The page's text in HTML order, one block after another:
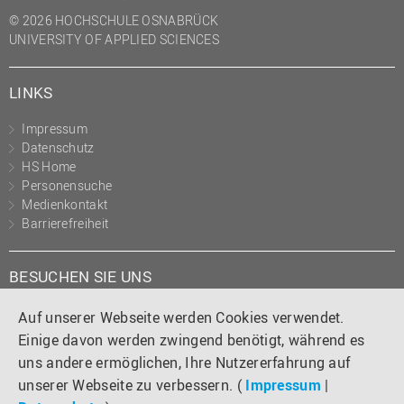
Auf unserer Webseite werden Cookies verwendet.
Einige davon werden zwingend benötigt, während es
uns andere ermöglichen, Ihre Nutzererfahrung auf
unserer Webseite zu verbessern. ( Impressum |
(PMO)
Prozessmanagement
Studierendensekretariat
Studium und Lehre
Transfer- und
Innovationsmanagement
© 2026 HOCHSCHULE OSNABRÜCK
UNIVERSITY OF APPLIED SCIENCES
LINKS
Impressum
Datenschutz
HS Home
Personensuche
Medienkontakt
Barrierefreiheit
BESUCHEN SIE UNS
Instagram
TiktokLinkedIn
YouTube
Facebook